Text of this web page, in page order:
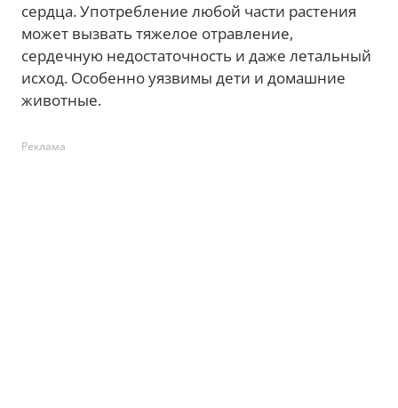
сердца. Употребление любой части растения
может вызвать тяжелое отравление,
сердечную недостаточность и даже летальный
исход. Особенно уязвимы дети и домашние
животные.
Реклама